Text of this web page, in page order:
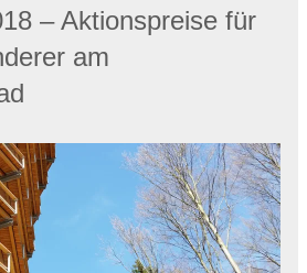
– Aktionspreise für
am